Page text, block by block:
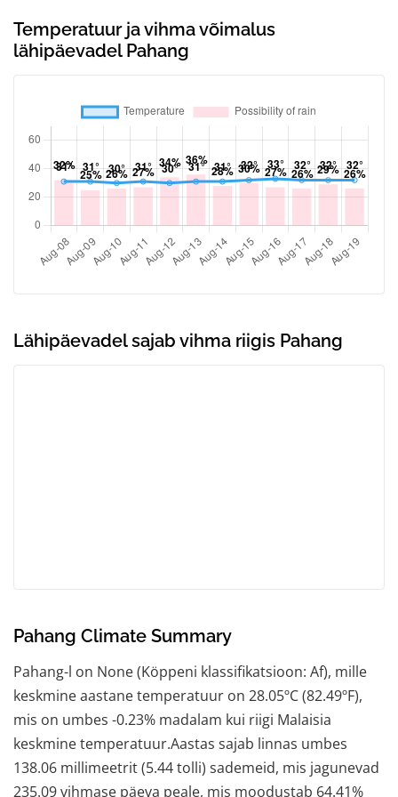
Temperatuur ja vihma võimalus
lähipäevadel Pahang
Lähipäevadel sajab vihma riigis Pahang
Pahang Climate Summary
Pahang-l on None (Köppeni klassifikatsioon: Af), mille
keskmine aastane temperatuur on 28.05ºC (82.49ºF),
mis on umbes -0.23% madalam kui riigi Malaisia
keskmine temperatuur.Aastas sajab linnas umbes
138.06 millimeetrit (5.44 tolli) sademeid, mis jagunevad
235.09 vihmase päeva peale, mis moodustab 64.41%